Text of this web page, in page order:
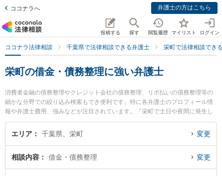
ココナラへ 弁護士の方はこちら
投稿する 探す 閲覧履歴 マイリスト ログイン
ココナラ法律相談 千葉県で法律相談できる弁護士 栄町で法律相談でき
栄町の借金・債務整理に強い弁護士
消費者金融の債務整理やクレジット会社の債務整理、リボ払いの債務整理等の
細かな分野での絞り込み検索もでき便利です。特に各弁護士のプロフィール情
報や弁護士費用、強みなどが注目されています。『栄町で土日や夜間に発生し
た借金・債務整理のトラブルを今すぐに弁護士に相談したい』『借金・債務整
理のトラブル解決の実績豊富な近くの弁護士を検索したい』『初回相談無料で
エリア 千葉県、栄町 変更
相談内容 借金・債務整理 変更